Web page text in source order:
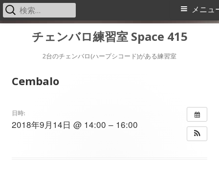
チェンバロ練習室 Space 415
2台のチェンバロ(ハープシコード)がある練習室
メ
メニュ
検
索:
Cembalo
日時:
2018年9月14日 @ 14:00 – 16:00